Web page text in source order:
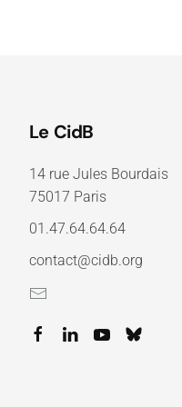
Le CidB
14 rue Jules Bourdais
75017 Paris
01.47.64.64.64
contact@cidb.org